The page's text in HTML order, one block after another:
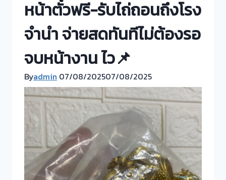
หน้าตั๋วฟรี-รับไถ่ถอนถึงโรง
จำนำ จ่ายสดทันทีไม่ต้องรอ
จบหน้างาน ไว📌
Byadmin 07/08/202507/08/2025